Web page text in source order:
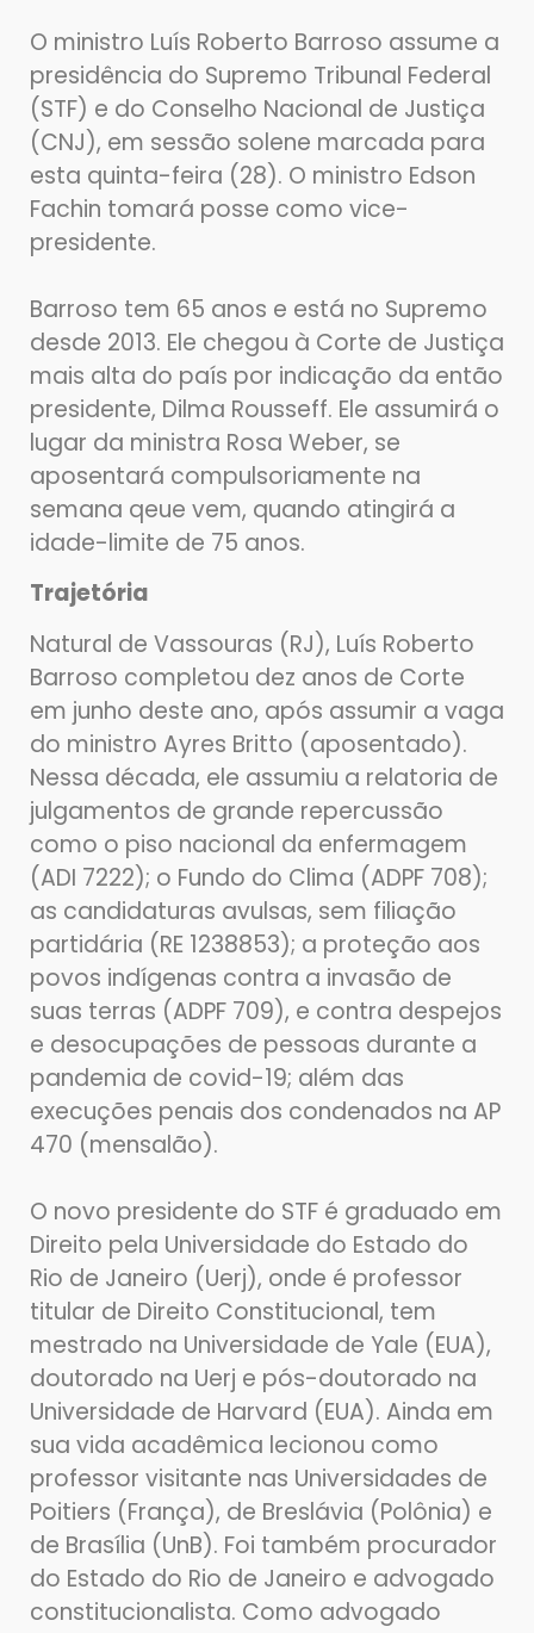
O ministro Luís Roberto Barroso assume a
presidência do Supremo Tribunal Federal
(STF) e do Conselho Nacional de Justiça
(CNJ), em sessão solene marcada para
esta quinta-feira (28). O ministro Edson
Fachin tomará posse como vice-
presidente.
Barroso tem 65 anos e está no Supremo
desde 2013. Ele chegou à Corte de Justiça
mais alta do país por indicação da então
presidente, Dilma Rousseff. Ele assumirá o
lugar da ministra Rosa Weber, se
aposentará compulsoriamente na
semana qeue vem, quando atingirá a
idade-limite de 75 anos.
Trajetória
Natural de Vassouras (RJ), Luís Roberto
Barroso completou dez anos de Corte
em junho deste ano, após assumir a vaga
do ministro Ayres Britto (aposentado).
Nessa década, ele assumiu a relatoria de
julgamentos de grande repercussão
como o piso nacional da enfermagem
(ADI 7222); o Fundo do Clima (ADPF 708);
as candidaturas avulsas, sem filiação
partidária (RE 1238853); a proteção aos
povos indígenas contra a invasão de
suas terras (ADPF 709), e contra despejos
e desocupações de pessoas durante a
pandemia de covid-19; além das
execuções penais dos condenados na AP
470 (mensalão).
O novo presidente do STF é graduado em
Direito pela Universidade do Estado do
Rio de Janeiro (Uerj), onde é professor
titular de Direito Constitucional, tem
mestrado na Universidade de Yale (EUA),
doutorado na Uerj e pós-doutorado na
Universidade de Harvard (EUA). Ainda em
sua vida acadêmica lecionou como
professor visitante nas Universidades de
Poitiers (França), de Breslávia (Polônia) e
de Brasília (UnB). Foi também procurador
do Estado do Rio de Janeiro e advogado
constitucionalista. Como advogado